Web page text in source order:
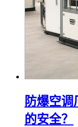
防爆空
的安全？